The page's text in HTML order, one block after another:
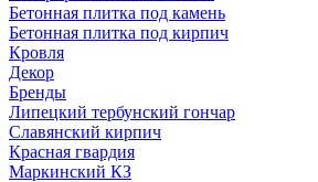
Бетонная плитка под камень
Бетонная плитка под кирпич
Кровля
Декор
Бренды
Липецкий тербунский гончар
Славянский кирпич
Красная гвардия
Маркинский КЗ